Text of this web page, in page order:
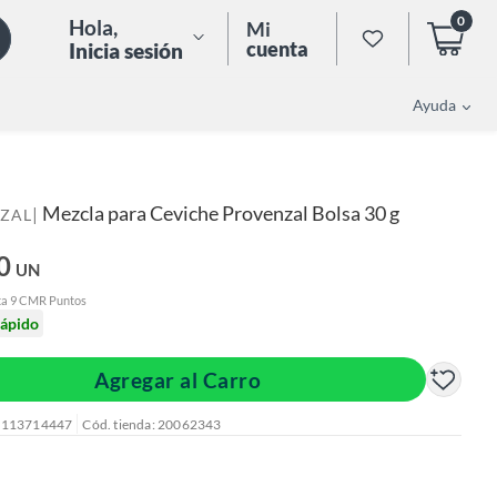
Hola,
Inicia sesión
Mi
cuenta
0
Ayuda
| Mezcla para Ceviche Provenzal Bolsa 30 g
UN
9 CMR Puntos
Agregar al Carro
Cód. tienda: 20062343